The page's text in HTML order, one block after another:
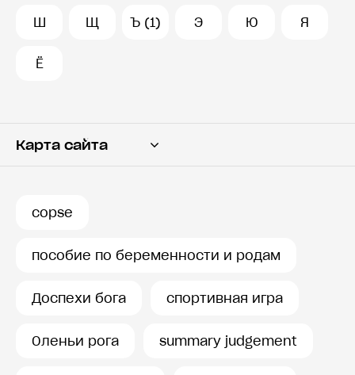
Ш Щ Ъ (1) Э Ю Я
Ё
Карта сайта
copse
пособие по беременности и родам
Доспехи бога спортивная игра
Оленьи рога summary judgement